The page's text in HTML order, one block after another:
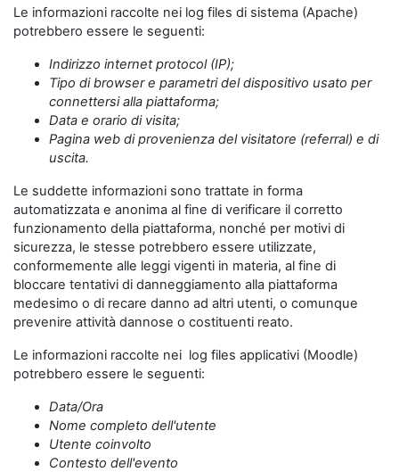
Le informazioni raccolte nei log files di sistema (Apache)
potrebbero essere le seguenti:
Indirizzo internet protocol (IP);
Tipo di browser e parametri del dispositivo usato per
connettersi alla piattaforma;
Data e orario di visita;
Pagina web di provenienza del visitatore (referral) e di
uscita.
Le suddette informazioni sono trattate in forma
automatizzata e anonima al fine di verificare il corretto
funzionamento della piattaforma, nonché per motivi di
sicurezza, le stesse potrebbero essere utilizzate,
conformemente alle leggi vigenti in materia, al fine di
bloccare tentativi di danneggiamento alla piattaforma
medesimo o di recare danno ad altri utenti, o comunque
prevenire attività dannose o costituenti reato.
Le informazioni raccolte nei log files applicativi (Moodle)
potrebbero essere le seguenti:
Data/Ora
Nome completo dell'utente
Utente coinvolto
Contesto dell'evento